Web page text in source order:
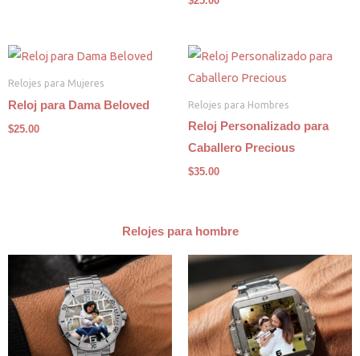
Relojes para Mujeres
Reloj para Dama Beloved
$25.00
Relojes para Hombres
Reloj Personalizado para
Caballero Precious
$35.00
Relojes para hombre